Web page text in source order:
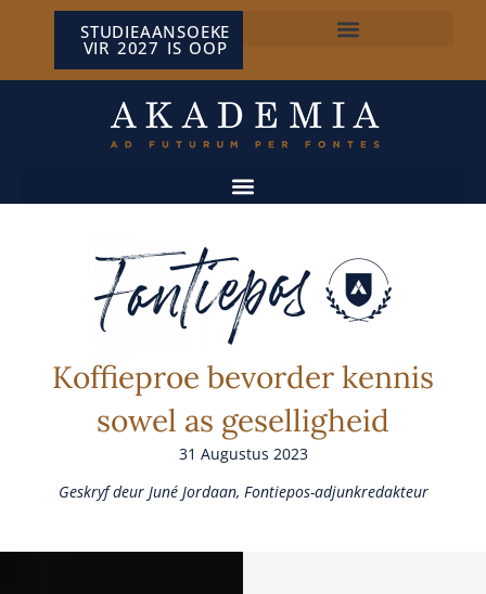
STUDIEAANSOEKE
VIR 2027 IS OOP
Koffieproe bevorder kennis
sowel as geselligheid
31 Augustus 2023
Geskryf deur Juné Jordaan, Fontiepos-adjunkredakteur